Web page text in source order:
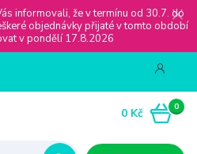
informovali, že v termínu od 30.7. do
objednávky přijaté v tomto období
v pondělí 17.8.2026
0
0 Kč